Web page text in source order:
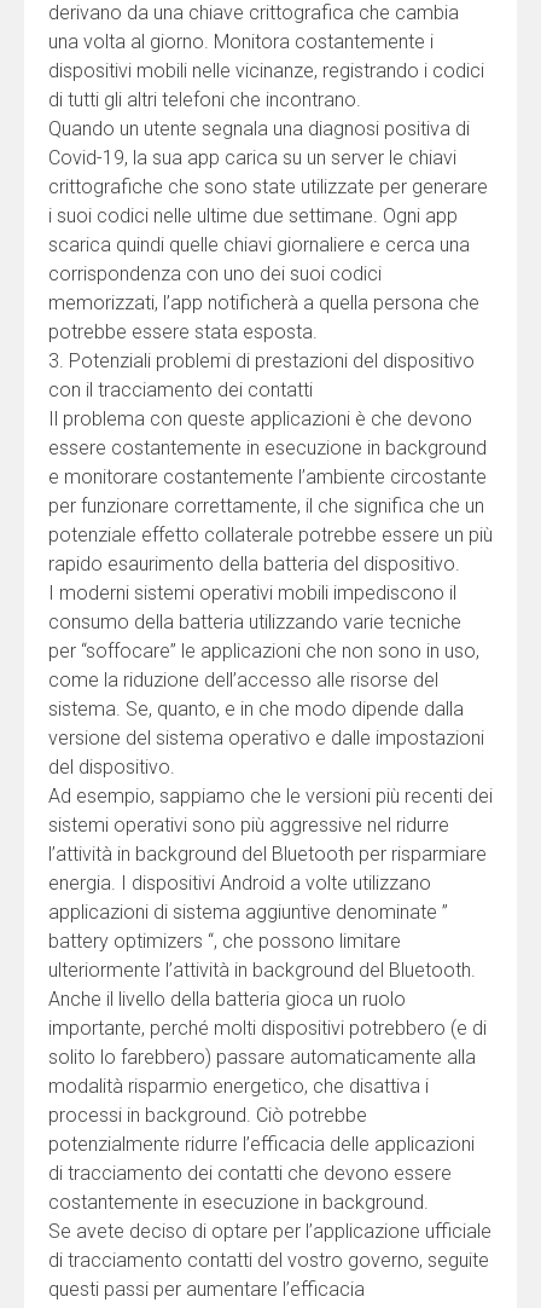
derivano da una chiave crittografica che cambia
una volta al giorno. Monitora costantemente i
dispositivi mobili nelle vicinanze, registrando i codici
di tutti gli altri telefoni che incontrano.
Quando un utente segnala una diagnosi positiva di
Covid-19, la sua app carica su un server le chiavi
crittografiche che sono state utilizzate per generare
i suoi codici nelle ultime due settimane. Ogni app
scarica quindi quelle chiavi giornaliere e cerca una
corrispondenza con uno dei suoi codici
memorizzati, l’app notificherà a quella persona che
potrebbe essere stata esposta.
3. Potenziali problemi di prestazioni del dispositivo
con il tracciamento dei contatti
Il problema con queste applicazioni è che devono
essere costantemente in esecuzione in background
e monitorare costantemente l’ambiente circostante
per funzionare correttamente, il che significa che un
potenziale effetto collaterale potrebbe essere un più
rapido esaurimento della batteria del dispositivo.
I moderni sistemi operativi mobili impediscono il
consumo della batteria utilizzando varie tecniche
per “soffocare” le applicazioni che non sono in uso,
come la riduzione dell’accesso alle risorse del
sistema. Se, quanto, e in che modo dipende dalla
versione del sistema operativo e dalle impostazioni
del dispositivo.
Ad esempio, sappiamo che le versioni più recenti dei
sistemi operativi sono più aggressive nel ridurre
l’attività in background del Bluetooth per risparmiare
energia. I dispositivi Android a volte utilizzano
applicazioni di sistema aggiuntive denominate ”
battery optimizers “, che possono limitare
ulteriormente l’attività in background del Bluetooth.
Anche il livello della batteria gioca un ruolo
importante, perché molti dispositivi potrebbero (e di
solito lo farebbero) passare automaticamente alla
modalità risparmio energetico, che disattiva i
processi in background. Ciò potrebbe
potenzialmente ridurre l’efficacia delle applicazioni
di tracciamento dei contatti che devono essere
costantemente in esecuzione in background.
Se avete deciso di optare per l’applicazione ufficiale
di tracciamento contatti del vostro governo, seguite
questi passi per aumentare l’efficacia